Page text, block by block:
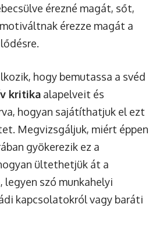
érezné magát, sőt,
érezze magát a
hogy bemutassa a svéd
kritika alapelveit és
hogyan sajátíthatjuk el ezt
Megvizsgáljuk, miért éppen
gyökerezik ez a
ültethetjük át a
legyen szó munkahelyi
kapcsolatokról vagy baráti